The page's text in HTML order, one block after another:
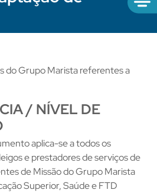
do Grupo Marista referentes a
/ NÍVEL DE
aplica-se a todos os
e prestadores de serviços de
de Missão do Grupo Marista
Superior, Saúde e FTD